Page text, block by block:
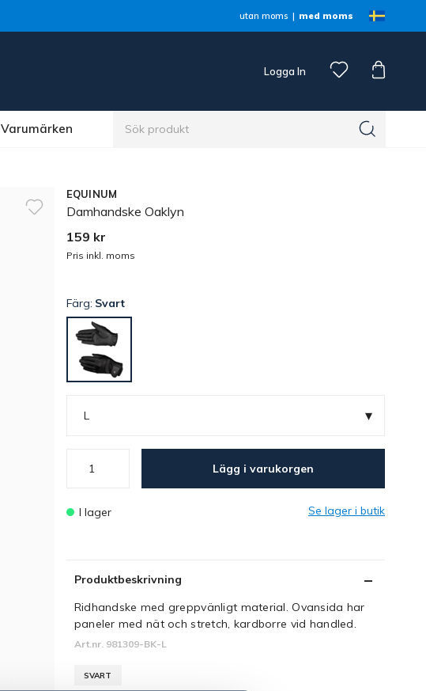
utan moms med moms
Logga In
Varumärken
EQUINUM
Damhandske Oaklyn
159 kr
Pris inkl. moms
Färg: Svart
L ▾
Lägg i varukorgen
I lager Se lager i butik
Produktbeskrivning
Ridhandske med greppvänligt material. Ovansida har
paneler med nät och stretch, kardborre vid handled.
Art.nr. 981309-BK-L
SVART